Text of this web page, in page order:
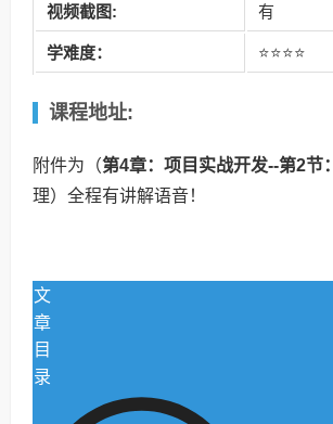
视频截图: 有
学难度： ⭐⭐⭐⭐
课程地址:
附件为（第4章：项目实战开发--第2节：
理）全程有讲解语音！
文
章
目
录